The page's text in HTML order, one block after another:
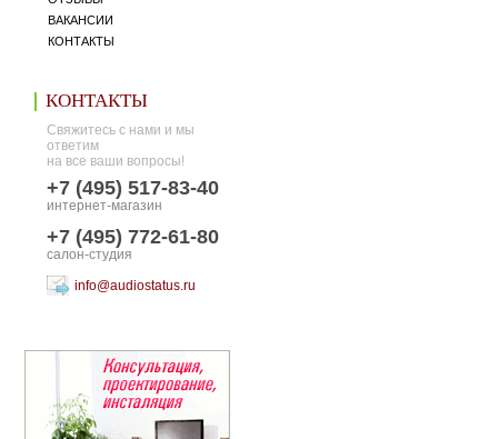
ВАКАНСИИ
КОНТАКТЫ
КОНТАКТЫ
Свяжитесь с нами и мы
ответим
на все ваши вопросы!
+7 (495) 517-83-40
интернет-магазин
+7 (495) 772-61-80
салон-студия
info@audiostatus.ru